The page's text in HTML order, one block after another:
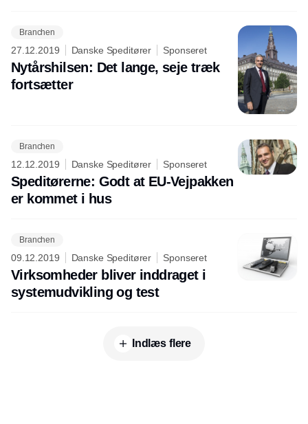
Branchen
27.12.2019 Danske Speditører Sponseret
Nytårshilsen: Det lange, seje træk
fortsætter
Branchen
12.12.2019 Danske Speditører Sponseret
Speditørerne: Godt at EU-Vejpakken
er kommet i hus
Branchen
09.12.2019 Danske Speditører Sponseret
Virksomheder bliver inddraget i
systemudvikling og test
Indlæs flere